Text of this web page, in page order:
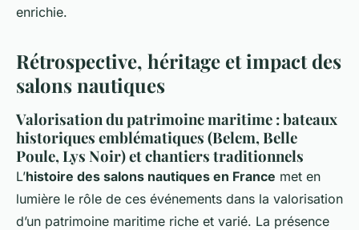
enrichie.
Rétrospective, héritage et impact des
salons nautiques
Valorisation du patrimoine maritime : bateaux
historiques emblématiques (Belem, Belle
Poule, Lys Noir) et chantiers traditionnels
L’histoire des salons nautiques en France met en
lumière le rôle de ces événements dans la valorisation
d’un patrimoine maritime riche et varié. La présence